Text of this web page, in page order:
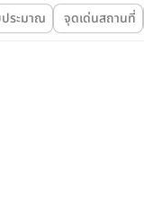
ระมาณ จุดเด่นสถานที่